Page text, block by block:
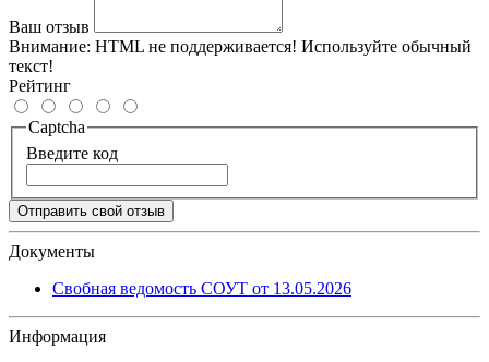
Ваш отзыв
Внимание: HTML не поддерживается! Используйте обычный
текст!
Рейтинг
Captcha
Введите код
Отправить свой отзыв
Документы
Свобная ведомость СОУТ от 13.05.2026
Информация